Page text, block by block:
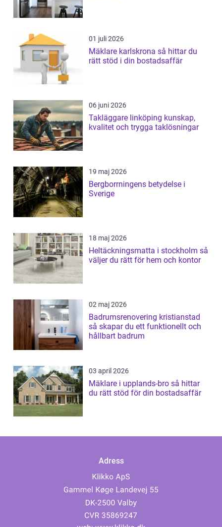
01 juli 2026
Mäklare karlskrona så hittar du
rätt stöd i din bostadsaffär
06 juni 2026
Takläggare linköping kunskap,
kvalitet och trygga taklösningar
19 maj 2026
Bergborrningens betydelse i
Sverige
18 maj 2026
Heltäckningsmatta i stockholm så
väljer du rätt för hem och kontor
02 maj 2026
Badrumsrenovering kristianstad
så skapar du ett funktionellt och
hållbart badrum
03 april 2026
Mäklare i upplands-bro så hittar
du rätt stöd för din bostadsaffär
Adress